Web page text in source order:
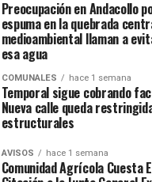
Preocupación en Andacollo
espuma en la quebrada
medioambiental llaman a
esa agua
COMUNALES hace 1 semana
Temporal sigue cobrando
Nueva calle queda
estructurales
AVISOS hace 1 semana
Comunidad Agrícola Cuesta